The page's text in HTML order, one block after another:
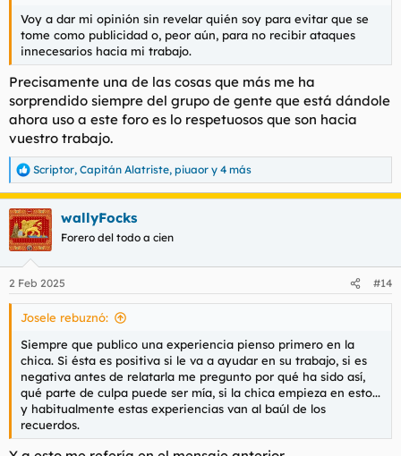
Voy a dar mi opinión sin revelar quién soy para evitar que se
tome como publicidad o, peor aún, para no recibir ataques
innecesarios hacia mi trabajo.
Precisamente una de las cosas que más me ha
sorprendido siempre del grupo de gente que está dándole
ahora uso a este foro es lo respetuosos que son hacia
vuestro trabajo.
R
e
a
c
c
i
e
s
Scriptor, Capitán Alatriste, piuaor y 4 más
wallyFocks
Forero del todo a cien
2 Feb 2025 #14
Josele rebuznó:
Siempre que publico una experiencia pienso primero en la
chica. Si ésta es positiva si le va a ayudar en su trabajo, si es
negativa antes de relatarla me pregunto por qué ha sido así,
qué parte de culpa puede ser mía, si la chica empieza en esto...
y habitualmente estas experiencias van al baúl de los
recuerdos.